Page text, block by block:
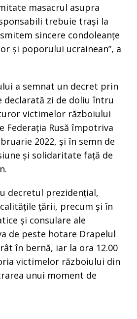
masacrul asupra
trebuie trași la
sincere condoleanțe
și poporului ucrainean”, a
a semnat un decret prin
declarată zi de doliu întru
victimelor războiului
Federația Rusă împotriva
2022, și în semn de
și solidaritate față de
decretul prezidențial,
țării, precum și în
și consulare ale
de peste hotare Drapelul
în bernă, iar la ora 12.00
victimelor războiului din
unui moment de